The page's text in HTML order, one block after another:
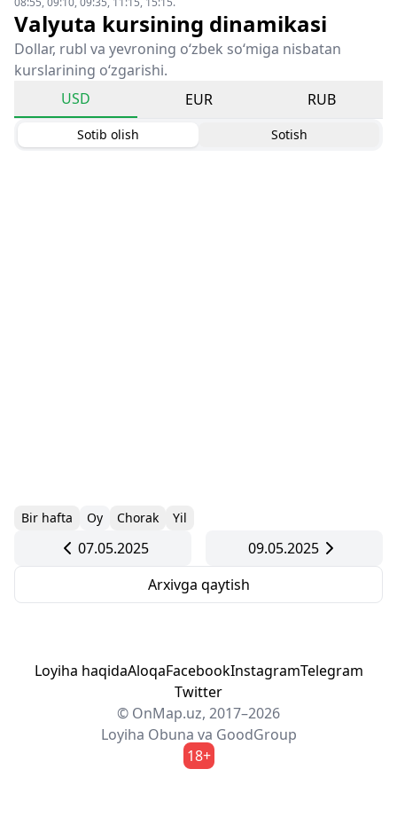
Valyuta kursining dinamikasi
Dollar, rubl va yevroning o‘zbek so‘miga nisbatan
kurslarining o‘zgarishi.
USD
EUR RUB
Sotib olish Sotish
Bir hafta Oy Chorak Yil
07.05.2025
09.05.2025
Arxivga qaytish
Loyiha haqidaAloqaFacebookInstagramTelegram
Twitter
© OnMap.uz, 2017–2026
Loyiha Obuna va GoodGroup
18+